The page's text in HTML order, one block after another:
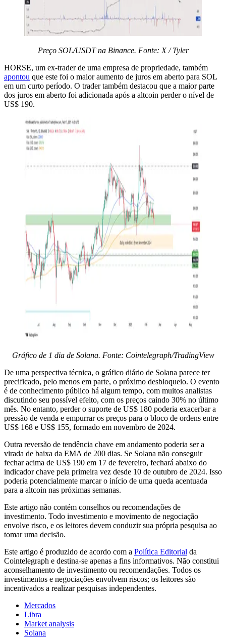
Preço SOL/USDT na Binance. Fonte: X / Tyler
HORSE, um ex-trader de uma empresa de propriedade, também
apontou que este foi o maior aumento de juros em aberto para SOL
em um curto período. O trader também destacou que a maior parte
dos juros em aberto foi adicionada após a altcoin perder o nível de
US$ 190.
Gráfico de 1 dia de Solana. Fonte: Cointelegraph/TradingView
De uma perspectiva técnica, o gráfico diário de Solana parece ter
precificado, pelo menos em parte, o próximo desbloqueio. O evento
é de conhecimento público há algum tempo, com muitos analistas
discutindo seu possível efeito, com os preços caindo 30% no último
mês. No entanto, perder o suporte de US$ 180 poderia exacerbar a
pressão de venda e empurrar os preços para o bloco de ordens entre
US$ 168 e US$ 155, formado em novembro de 2024.
Outra reversão de tendência chave em andamento poderia ser a
virada de baixa da EMA de 200 dias. Se Solana não conseguir
fechar acima de US$ 190 em 17 de fevereiro, fechará abaixo do
indicador chave pela primeira vez desde 10 de outubro de 2024. Isso
poderia potencialmente marcar o início de uma queda acentuada
para a altcoin nas próximas semanas.
Este artigo não contém conselhos ou recomendações de
investimento. Todo investimento e movimento de negociação
envolve risco, e os leitores devem conduzir sua própria pesquisa ao
tomar uma decisão.
Este artigo é produzido de acordo com a Política Editorial da
Cointelegraph e destina-se apenas a fins informativos. Não constitui
aconselhamento de investimento ou recomendações. Todos os
investimentos e negociações envolvem riscos; os leitores são
incentivados a realizar pesquisas independentes.
Mercados
Libra
Market analysis
Solana